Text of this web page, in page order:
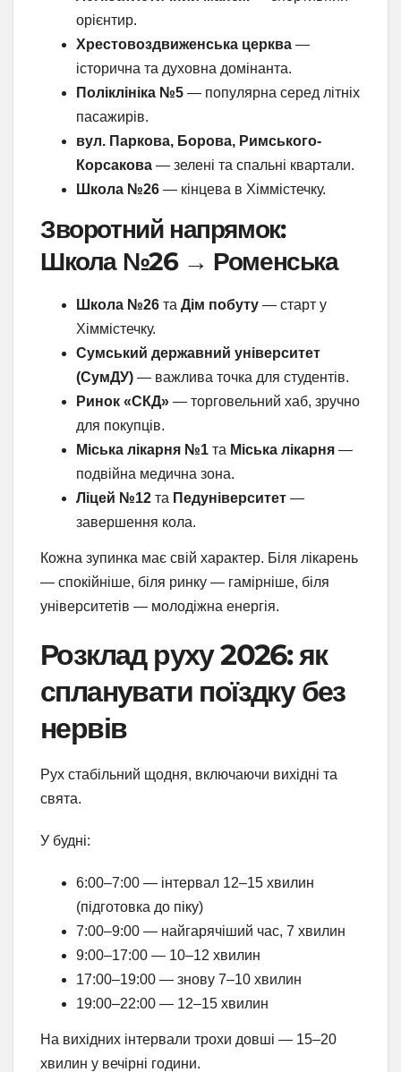
орієнтир.
Хрестовоздвиженська церква —
історична та духовна домінанта.
Поліклініка №5 — популярна серед літніх
пасажирів.
вул. Паркова, Борова, Римського-
Корсакова — зелені та спальні квартали.
Школа №26 — кінцева в Хіммістечку.
Зворотний напрямок:
Школа №26 → Роменська
Школа №26 та Дім побуту — старт у
Хіммістечку.
Сумський державний університет
(СумДУ) — важлива точка для студентів.
Ринок «СКД» — торговельний хаб, зручно
для покупців.
Міська лікарня №1 та Міська лікарня —
подвійна медична зона.
Ліцей №12 та Педуніверситет —
завершення кола.
Кожна зупинка має свій характер. Біля лікарень
— спокійніше, біля ринку — гамірніше, біля
університетів — молодіжна енергія.
Розклад руху 2026: як
спланувати поїздку без
нервів
Рух стабільний щодня, включаючи вихідні та
свята.
У будні:
6:00–7:00 — інтервал 12–15 хвилин
(підготовка до піку)
7:00–9:00 — найгарячіший час, 7 хвилин
9:00–17:00 — 10–12 хвилин
17:00–19:00 — знову 7–10 хвилин
19:00–22:00 — 12–15 хвилин
На вихідних інтервали трохи довші — 15–20
хвилин у вечірні години.